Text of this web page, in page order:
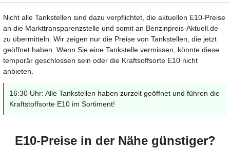
Nicht alle Tankstellen sind dazu verpflichtet, die aktuellen E10-Preise
an die Markttransparenzstelle und somit an Benzinpreis-Aktuell.de
zu übermitteln. Wir zeigen nur die Preise von Tankstellen, die jetzt
geöffnet haben. Wenn Sie eine Tankstelle vermissen, könnte diese
temporär geschlossen sein oder die Kraftsoffsorte E10 nicht
anbieten.
16:30 Uhr: Alle Tankstellen haben zurzeit geöffnet und führen die
Kraftstoffsorte E10 im Sortiment!
E10-Preise in der Nähe günstiger?